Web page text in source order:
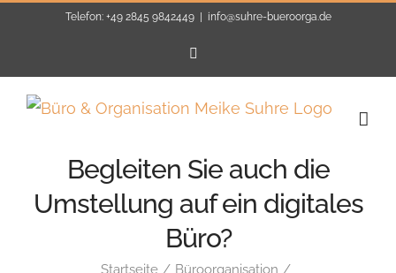
Telefon: +49 2845 9842449 info@suhre-bueroorga.de
Begleiten Sie auch die
Umstellung auf ein digitales
Büro?
Startseite
Büroorganisation